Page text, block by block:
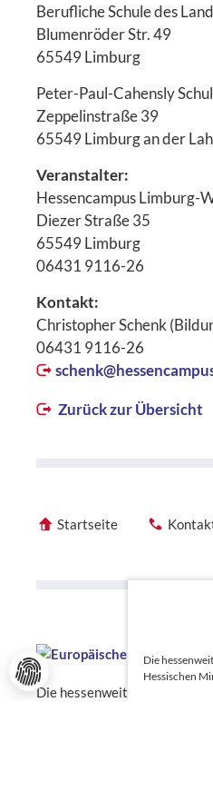
Die
Hessischen
Berufliche Schule des
Blumenröder Str. 49
65549 Limburg
Peter-Paul-Cahensly
Zeppelinstraße 39
65549 Limburg an der
Veranstalter:
Hessencampus Limburg-
Diezer Straße 35
65549 Limburg
06431 9116-26
Kontakt:
Christopher Schenk
06431 9116-26
schenk@
Zurück zur Übersicht
Startseite
Die hessenweite Strategie